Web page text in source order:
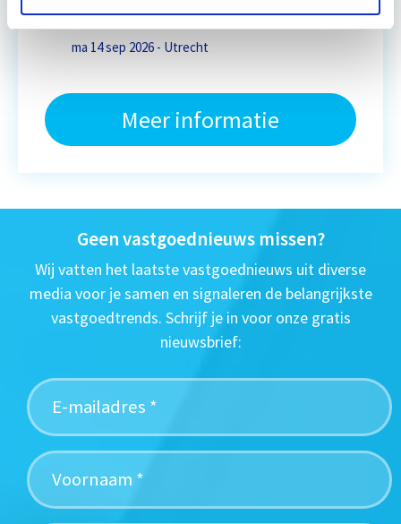
Eerstvolgende startdatum
ma 14 sep 2026 - Utrecht
Meer informatie
Geen vastgoednieuws missen?
Wij vatten het laatste vastgoednieuws uit diverse
media voor je samen en signaleren de belangrijkste
vastgoedtrends. Schrijf je in voor onze gratis
nieuwsbrief: